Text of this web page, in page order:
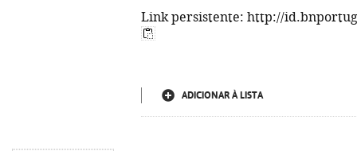
Link persistente: http://
ADICIONAR À LISTA